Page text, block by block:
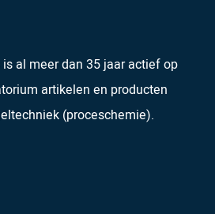
al meer dan 35 jaar actief op
artikelen en producten
(proceschemie).